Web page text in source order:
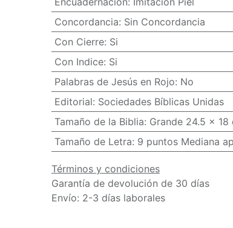
Concordancia: Sin Concordancia
Con Cierre: Si
Con Indice: Si
Palabras de Jesús en Rojo: No
Editorial: Sociedades Bíblicas Unidas
Tamaño de la Biblia: Grande 24.5 x 18
Tamaño de Letra: 9 puntos Mediana
Términos y condiciones
Garantía de devolución de 30 días
Envío: 2-3 días laborales